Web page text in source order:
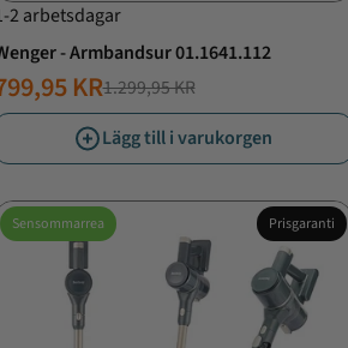
2 arbetsdagar
- Armbandsur 01.1641.112
1.299,95 KR
KR
Lägg till i varukorgen
Sensommarrea Prisgaranti